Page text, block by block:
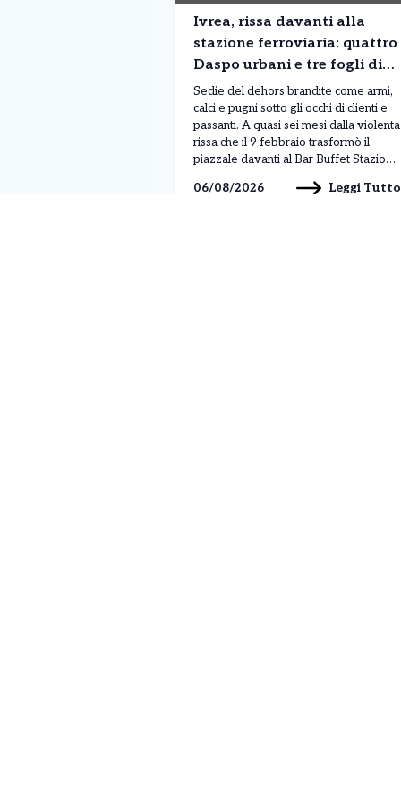
Ivrea, rissa davanti alla
stazione ferroviaria: quattro
Daspo urbani e tre fogli di
via per sette giovani
Sedie del dehors brandite come armi,
calci e pugni sotto gli occhi di clienti e
passanti. A quasi sei mesi dalla violenta
rissa che il 9 febbraio trasformò il
piazzale davanti al Bar Buffet Stazione
sette giovani sono scattati i
06/08/2026 Leggi Tutto